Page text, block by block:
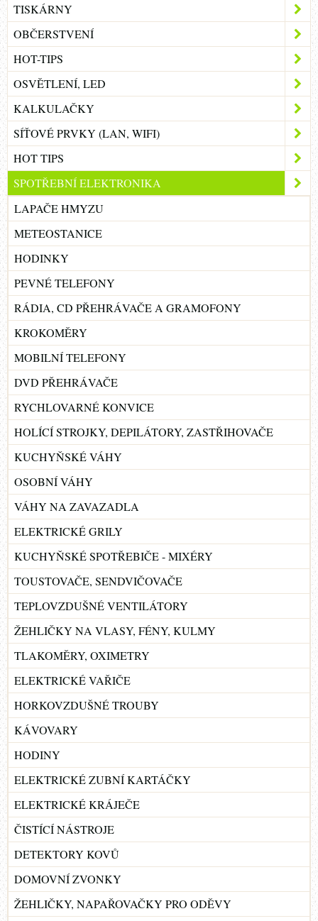
TISKÁRNY
OBČERSTVENÍ
HOT-TIPS
OSVĚTLENÍ, LED
KALKULAČKY
SÍŤOVÉ PRVKY (LAN, WIFI)
HOT TIPS
SPOTŘEBNÍ ELEKTRONIKA
LAPAČE HMYZU
METEOSTANICE
HODINKY
PEVNÉ TELEFONY
RÁDIA, CD PŘEHRÁVAČE A GRAMOFONY
KROKOMĚRY
MOBILNÍ TELEFONY
DVD PŘEHRÁVAČE
RYCHLOVARNÉ KONVICE
HOLÍCÍ STROJKY, DEPILÁTORY, ZASTŘIHOVAČE
KUCHYŇSKÉ VÁHY
OSOBNÍ VÁHY
VÁHY NA ZAVAZADLA
ELEKTRICKÉ GRILY
KUCHYŇSKÉ SPOTŘEBIČE - MIXÉRY
TOUSTOVAČE, SENDVIČOVAČE
TEPLOVZDUŠNÉ VENTILÁTORY
ŽEHLIČKY NA VLASY, FÉNY, KULMY
TLAKOMĚRY, OXIMETRY
ELEKTRICKÉ VAŘIČE
HORKOVZDUŠNÉ TROUBY
KÁVOVARY
HODINY
ELEKTRICKÉ ZUBNÍ KARTÁČKY
ELEKTRICKÉ KRÁJEČE
ČISTÍCÍ NÁSTROJE
DETEKTORY KOVŮ
DOMOVNÍ ZVONKY
ŽEHLIČKY, NAPAŘOVAČKY PRO ODĚVY